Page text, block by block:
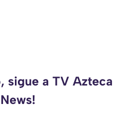
sigue a TV